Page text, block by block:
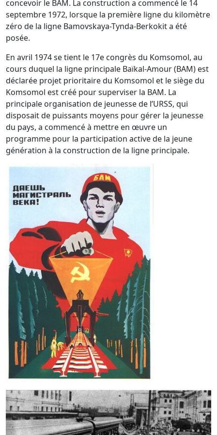
concevoir le BAM. La construction a commencé le 14
septembre 1972, lorsque la première ligne du kilomètre
zéro de la ligne Bamovskaya-Tynda-Berkokit a été
posée.
En avril 1974 se tient le 17e congrès du Komsomol, au
cours duquel la ligne principale Baïkal-Amour (BAM) est
déclarée projet prioritaire du Komsomol et le siège du
Komsomol est créé pour superviser la BAM. La
principale organisation de jeunesse de l’URSS, qui
disposait de puissants moyens pour gérer la jeunesse
du pays, a commencé à mettre en œuvre un
programme pour la participation active de la jeune
génération à la construction de la ligne principale.